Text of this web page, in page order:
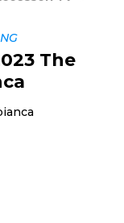
The